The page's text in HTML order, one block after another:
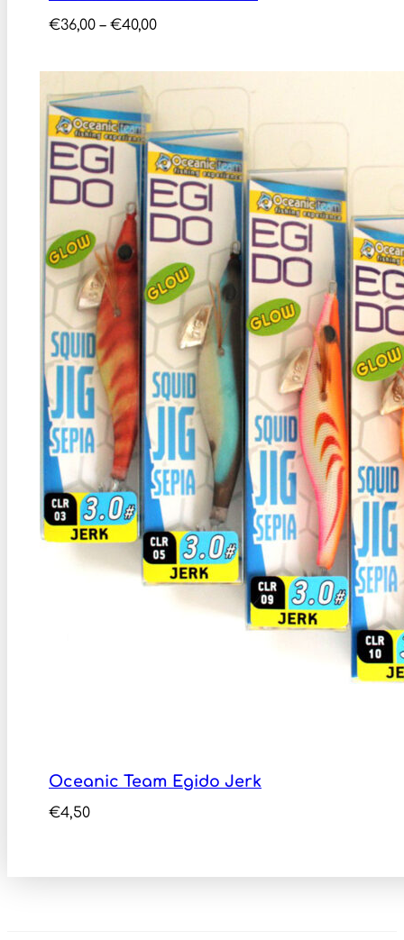
€36,00 – €40,00Price
through
€40,00
Oceanic Team Egido Jerk
€4,50